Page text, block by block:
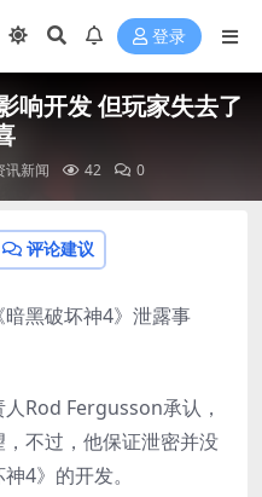
登录
响开发 但玩家失去了
讯新闻 42 0
评论建议
黑破坏神4》泄露事
Rod Fergusson承认，
不过，他保证泄密并没
4》的开发。